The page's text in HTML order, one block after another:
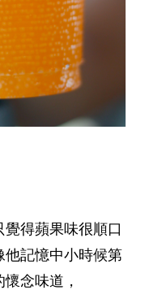
得蘋果味很順口
他記憶中小時候第
念味道，